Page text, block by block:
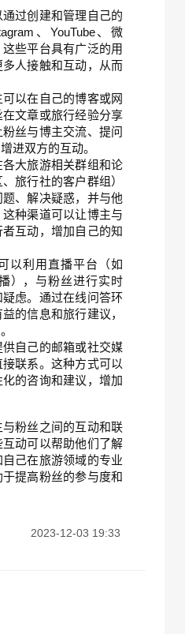
过创建和管理自己的
、YouTube、微
些平台具有广泛的用
人接触和互动，从而
以在自己的博客或网
文章或旅行经验分享
丝与博主交流、提问
进双方的互动。
大旅游相关群组和论
旅行社的客户群组）
、解决疑惑，并与他
种渠道可以让博主与
互动，增加自己的知
以利用直播平台（如
），与粉丝进行实时
虑。通过在线问答环
的信息和旅行建议，
自己的邮箱或社交媒
联系。这种方式可以
的咨询和建议，增加
粉丝之间的互动和联
动可以帮助他们了解
己在旅游领域的专业
提高粉丝的参与度和
2023-12-03 19:33